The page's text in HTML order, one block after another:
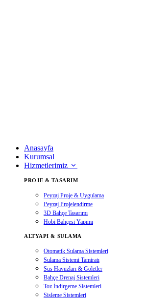
Anasayfa
Kurumsal
Hizmetlerimiz
PROJE & TASARIM
Peyzaj Proje & Uygulama
Peyzaj Projelendirme
3D Bahçe Tasarımı
Hobi Bahçesi Yapımı
ALTYAPI & SULAMA
Otomatik Sulama Sistemleri
Sulama Sistemi Tamiratı
Süs Havuzları & Göletler
Bahçe Drenaj Sistemleri
Toz İndirgeme Sistemleri
Sisleme Sistemleri